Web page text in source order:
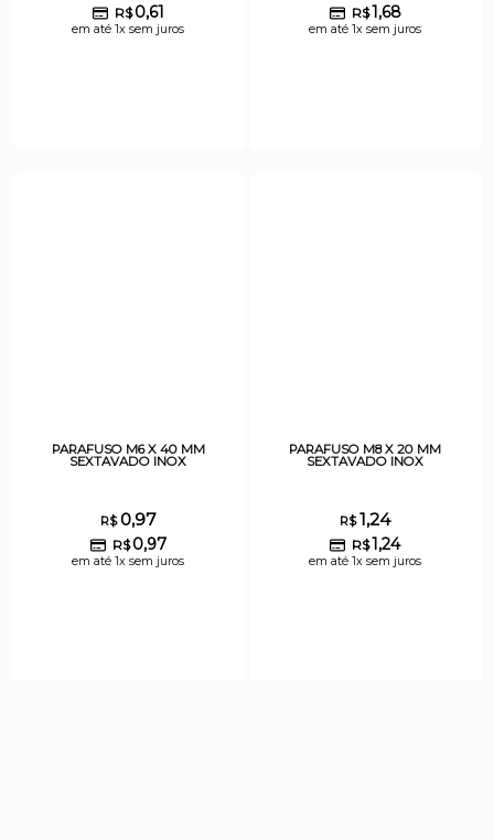
R$ 0,61
em até 1x sem juros
R$1,68
em até 1x sem juros
PARAFUSO M6 X 40 MM
SEXTAVADO INOX
R$0,97
R$ 0,97
em até 1x sem juros
PARAFUSO M8 X 20 MM
SEXTAVADO INOX
R$1,24
R$1,24
em até 1x sem juros